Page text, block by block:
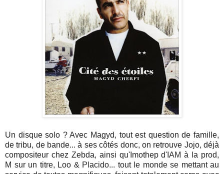
Un disque solo ? Avec Magyd, tout est question de famille,
de tribu, de bande... à ses côtés donc, on retrouve Jojo, déjà
compositeur chez Zebda, ainsi qu'Imothep d'IAM à la prod,
M sur un titre, Loo & Placido... tout le monde se mettant au